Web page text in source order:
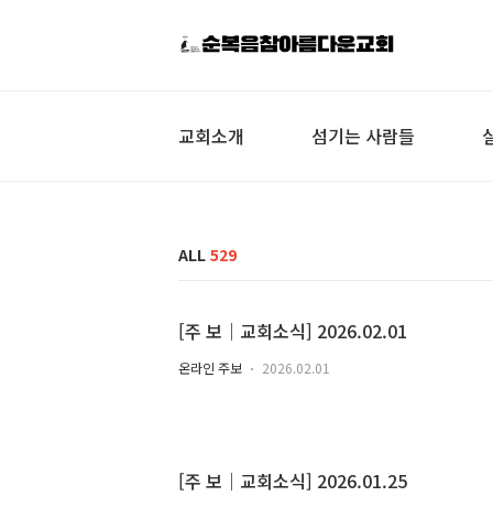
교회소개 섬기는 사람들
ALL 529
[주 보｜교회소식] 2026.02.01
온라인 주보 2026.02.01
[주 보｜교회소식] 2026.01.25